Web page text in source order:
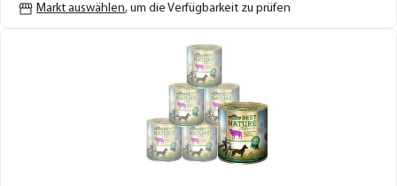
Markt auswählen, um die Verfügbarkeit zu prüfen